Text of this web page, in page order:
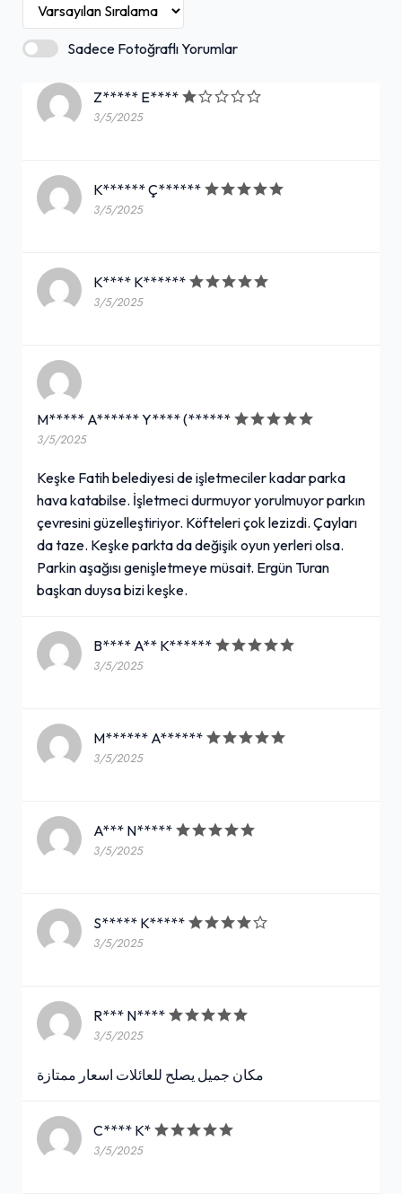
Sadece Fotoğraflı Yorumlar
Z***** E****
3/5/2025
K****** Ç******
3/5/2025
K**** K******
3/5/2025
M***** A****** Y**** (******
3/5/2025
Keşke Fatih belediyesi de işletmeciler kadar parka
hava katabilse. İşletmeci durmuyor yorulmuyor parkın
çevresini güzelleştiriyor. Köfteleri çok lezizdi. Çayları
da taze. Keşke parkta da değişik oyun yerleri olsa.
Parkin aşağısı genişletmeye müsait. Ergün Turan
başkan duysa bizi keşke.
B**** A** K******
3/5/2025
M****** A******
3/5/2025
A*** N*****
3/5/2025
S***** K*****
3/5/2025
R*** N****
3/5/2025
مكان جميل يصلح للعائلات اسعار ممتازة
C**** K*
3/5/2025